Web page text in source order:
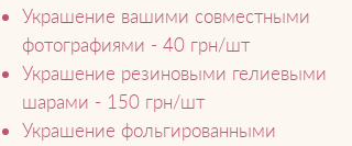
Украшение вашими совместными
фотографиями - 40 грн/шт
Украшение резиновыми гелиевыми
шарами - 150 грн/шт
Украшение фольгированными